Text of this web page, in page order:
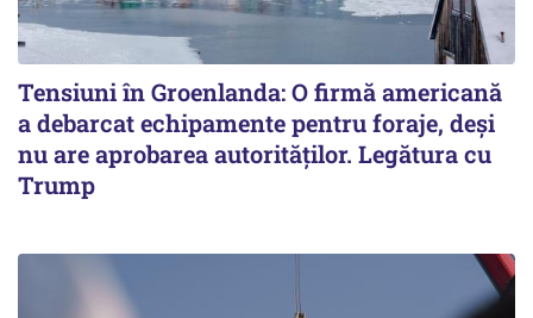
Tensiuni în Groenlanda: O firmă americană
a debarcat echipamente pentru foraje, deși
nu are aprobarea autorităților. Legătura cu
Trump